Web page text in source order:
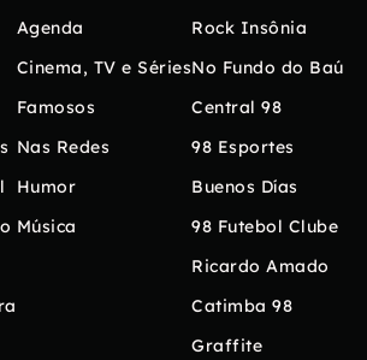
Agenda
Cinema, TV e Séries
Famosos
Nas Redes
Humor
Música
Rock Insônia
No Fundo do Baú
Central 98
98 Esportes
Buenos Días
98 Futebol Clube
Ricardo Amado
Catimba 98
Graffite